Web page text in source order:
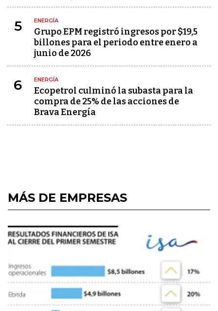
5 ENERGÍA
Grupo EPM registró ingresos por $19,5
billones para el periodo entre enero a
junio de 2026
6 ENERGÍA
Ecopetrol culminó la subasta para la
compra de 25% de las acciones de
Brava Energía
MÁS DE EMPRESAS